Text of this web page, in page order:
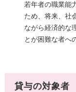
若年者の職業能
ため、将来、社
ながら経済的な
とが困難な者へ
貸与の対象者